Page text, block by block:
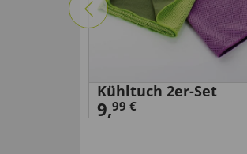
Kühltuch 2er-Set
9,99 €